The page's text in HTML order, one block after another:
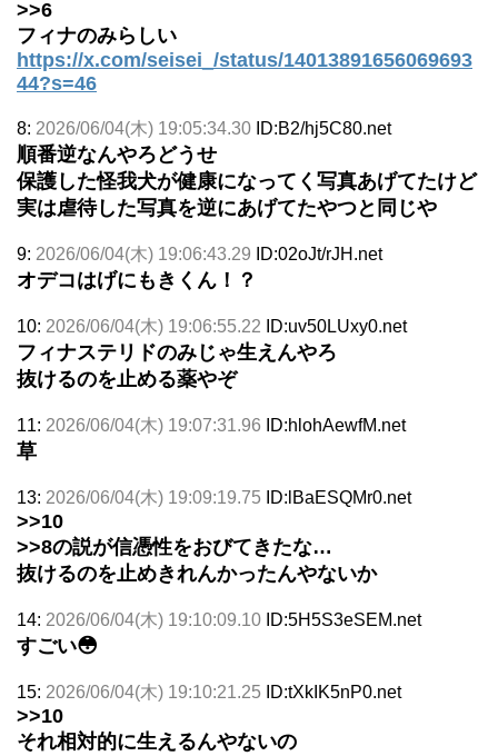
>>6
フィナのみらしい
https://x.com/seisei_/status/14013891656069693
44?s=46
8: 2026/06/04(木) 19:05:34.30 ID:B2/hj5C80.net
順番逆なんやろどうせ
保護した怪我犬が健康になってく写真あげてたけど
実は虐待した写真を逆にあげてたやつと同じや
9: 2026/06/04(木) 19:06:43.29 ID:02oJt/rJH.net
オデコはげにもきくん！？
10: 2026/06/04(木) 19:06:55.22 ID:uv50LUxy0.net
フィナステリドのみじゃ生えんやろ
抜けるのを止める薬やぞ
11: 2026/06/04(木) 19:07:31.96 ID:hlohAewfM.net
草
13: 2026/06/04(木) 19:09:19.75 ID:lBaESQMr0.net
>>10
>>8の説が信憑性をおびてきたな…
抜けるのを止めきれんかったんやないか
14: 2026/06/04(木) 19:10:09.10 ID:5H5S3eSEM.net
すごい😳
15: 2026/06/04(木) 19:10:21.25 ID:tXkIK5nP0.net
>>10
それ相対的に生えるんやないの